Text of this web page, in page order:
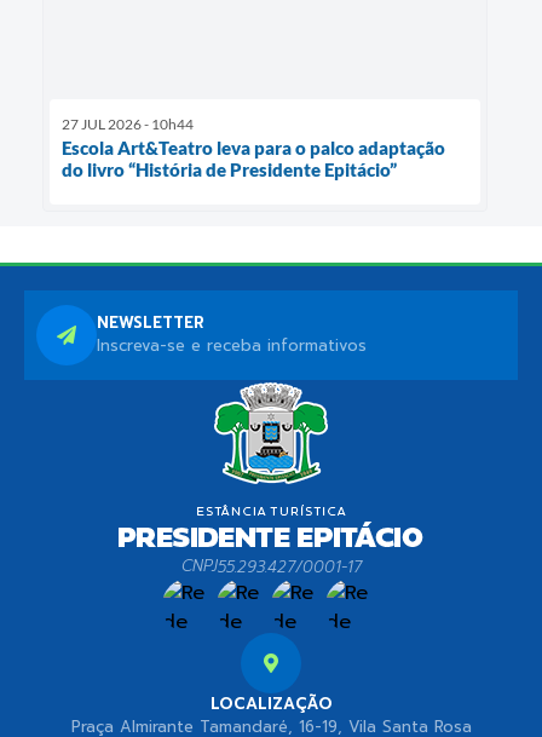
27 JUL 2026 - 10h44
Escola Art&Teatro leva para o palco adaptação
do livro “História de Presidente Epitácio”
LOCALIZAÇÃO
Praça Almirante Tamandaré, 16-19, Vila Santa Rosa
CNPJ55.293.427/0001-17
NEWSLETTER
Inscreva-se e receba informativos